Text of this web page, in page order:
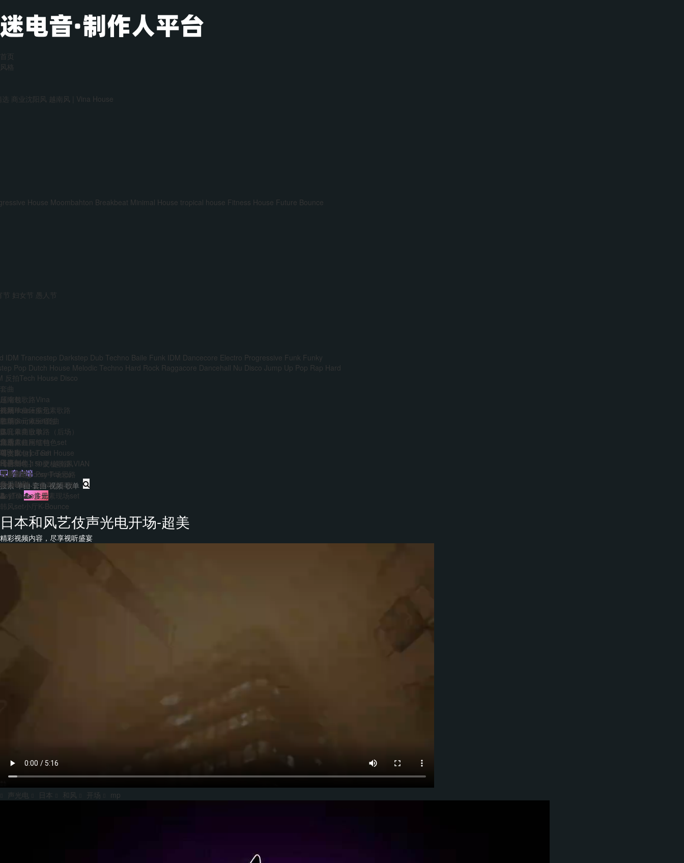
首页
风格
商业沈阳风 越南风 | Vina House
House Moombahton Breakbeat Minimal House tropical house Fitness House Future Bounce
节 妇女节 愚人节
IDM Trancestep Darkstep Dub Techno Baile Funk IDM Dancecore Electro Progressive Funk Funky
Pop Dutch House Melodic Techno Hard Rock Raggacore Dancehall Nu Disco Jump Up Pop Rap Hard
反拍Tech House Disco
套曲
越南鼓歌路Vina
前场House多元素歌路
主场多元素set套曲
多元素商业歌路（后场）
江南霓虹网红特色set
中文Bounce Set
Hard140-150硬核歌路
EDM&Bigroom中场思路
Bounce多元素商业歌路
PsyTrance多元素现场set
韩风set小厅K-Bounce
压缩包
外网单曲压缩包
韩国boune压缩包
迷音单曲歌单
精选单曲压缩包
【合集包】Tech House
【合集包】中文/越南风VIAN
【合集包】Psy Trance
视频
歌单
DJ
音乐人
艺术家
免费
VIP
主题包
免费套曲
每日福利
AI
干声制作
套曲制作
音乐制作
转换
客户端
登录 注册
日本和风艺伎声光电开场-超美
精彩视频内容，尽享视听盛宴
声光电 日本 和风 开场 mp